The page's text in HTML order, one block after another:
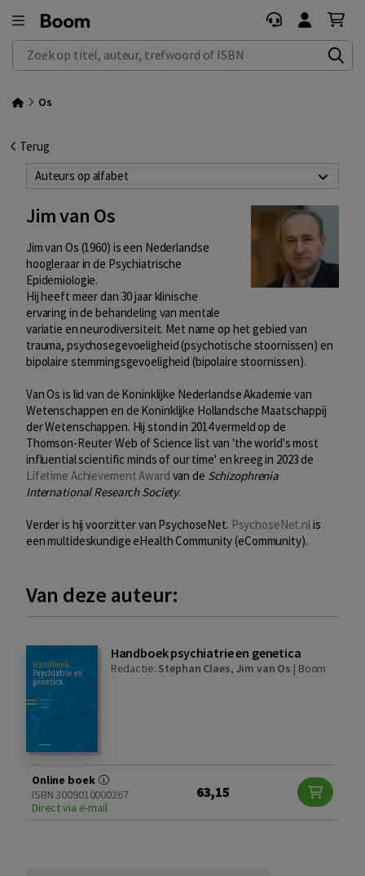
Zoek op titel, auteur, trefwoord of ISBN
Os
Terug
Auteurs op alfabet
Jim van Os
Jim van Os (1960) is een Nederlandse
hoogleraar in de Psychiatrische
Epidemiologie.
Hij heeft meer dan 30 jaar klinische
ervaring in de behandeling van mentale
variatie en neurodiversiteit. Met name op het gebied van
trauma, psychosegevoeligheid (psychotische stoornissen) en
bipolaire stemmingsgevoeligheid (bipolaire stoornissen).
Van Os is lid van de Koninklijke Nederlandse Akademie van
Wetenschappen en de Koninklijke Hollandsche Maatschappij
der Wetenschappen. Hij stond in 2014 vermeld op de
Thomson-Reuter Web of Science list van 'the world's most
influential scientific minds of our time' en kreeg in 2023 de
Lifetime Achievement Award van de Schizophrenia
International Research Society.
Verder is hij voorzitter van PsychoseNet. PsychoseNet.nlis
een multideskundige eHealth Community (eCommunity).
Van deze auteur:
Handboek psychiatrie en genetica
Redactie: Stephan Claes, Jim van Os | Boom
Online boek
ISBN 3009010000267
Direct via e-mail
63,15